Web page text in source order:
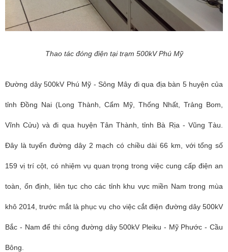
Thao tác đóng điện tại trạm 500kV Phú Mỹ
Đường dây 500kV Phú Mỹ - Sông Mây đi qua địa bàn 5 huyện của
tỉnh Đồng Nai (Long Thành, Cẩm Mỹ, Thống Nhất, Trảng Bom,
Vĩnh Cửu) và đi qua huyện Tân Thành, tỉnh Bà Rịa - Vũng Tàu.
Đây là tuyến đường dây 2 mạch có chiều dài 66 km, với tổng số
159 vị trí cột, có nhiệm vụ quan trọng trong việc cung cấp điện an
toàn, ổn định, liên tục cho các tỉnh khu vực miền Nam trong mùa
khô 2014, trước mắt là phục vụ cho việc cắt điện đường dây 500kV
Bắc - Nam để thi công đường dây 500kV Pleiku - Mỹ Phước - Cầu
Bông.